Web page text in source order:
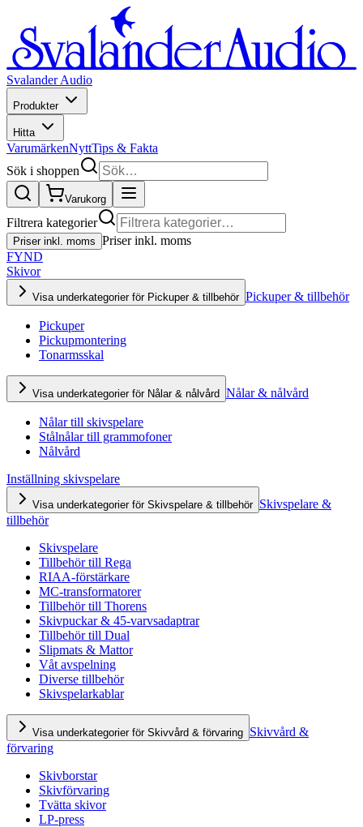
Svalander Audio
Produkter
Hitta
VarumärkenNyttTips & Fakta
Sök i shoppen
Varukorg
Filtrera kategorier
Priser inkl. moms Priser inkl. moms
FYND
Skivor
Visa underkategorier för Pickuper & tillbehör Pickuper & tillbehör
Pickuper
Pickupmontering
Tonarmsskal
Visa underkategorier för Nålar & nålvård Nålar & nålvård
Nålar till skivspelare
Stålnålar till grammofoner
Nålvård
Inställning skivspelare
Visa underkategorier för Skivspelare & tillbehör Skivspelare &
tillbehör
Skivspelare
Tillbehör till Rega
RIAA-förstärkare
MC-transformatorer
Tillbehör till Thorens
Skivpuckar & 45-varvsadaptrar
Tillbehör till Dual
Slipmats & Mattor
Våt avspelning
Diverse tillbehör
Skivspelarkablar
Visa underkategorier för Skivvård & förvaring Skivvård &
förvaring
Skivborstar
Skivförvaring
Tvätta skivor
LP-press